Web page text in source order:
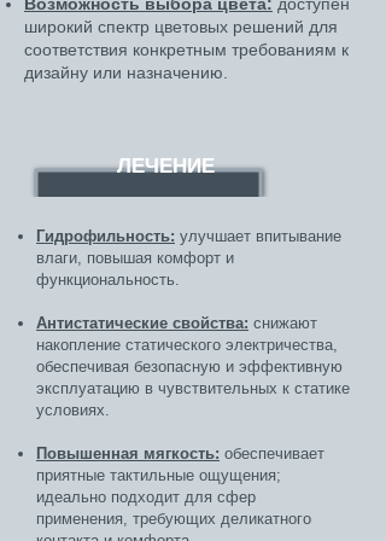
широкий спектр цветовых решений для
соответствия конкретным требованиям к
дизайну или назначению.
ЛЕЧЕНИЕ
Гидрофильность: улучшает впитывание
влаги, повышая комфорт и
функциональность.
Антистатические свойства: снижают
накопление статического электричества,
обеспечивая безопасную и эффективную
эксплуатацию в чувствительных к статике
условиях.
Повышенная мягкость: обеспечивает
приятные тактильные ощущения;
идеально подходит для сфер
применения, требующих деликатного